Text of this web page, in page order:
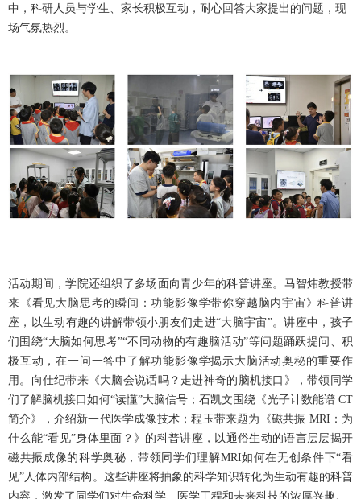
中，科研人员与学生、家长积极互动，耐心回答大家提出的问题，现
场气氛热烈。
活动期间，学院还组织了多场面向青少年的科普讲座。马智炜教授带
来《看见大脑思考的瞬间：功能影像学带你穿越脑内宇宙》科普讲
座，以生动有趣的讲解带领小朋友们走进“大脑宇宙”。讲座中，孩子
们围绕“大脑如何思考”“不同动物的有趣脑活动”等问题踊跃提问、积
极互动，在一问一答中了解功能影像学揭示大脑活动奥秘的重要作
用。向仕纪带来《大脑会说话吗？走进神奇的脑机接口》，带领同学
们了解脑机接口如何“读懂”大脑信号；石凯文围绕《光子计数能谱 CT
简介》，介绍新一代医学成像技术；程玉带来题为《磁共振 MRI：为
什么能“看见”身体里面？》的科普讲座，以通俗生动的语言层层揭开
磁共振成像的科学奥秘，带领同学们理解MRI如何在无创条件下“看
见”人体内部结构。这些讲座将抽象的科学知识转化为生动有趣的科普
内容，激发了同学们对生命科学、医学工程和未来科技的浓厚兴趣。